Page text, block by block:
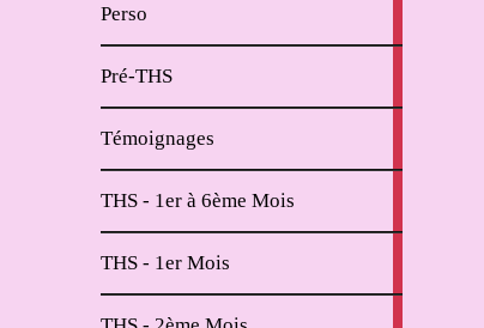
Perso
Pré-THS
Témoignages
THS - 1er à 6ème Mois
THS - 1er Mois